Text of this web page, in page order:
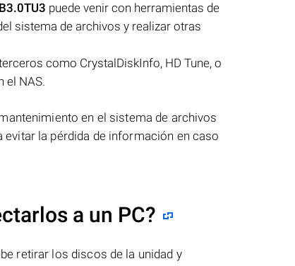
puede venir con herramientas de
sistema de archivos y realizar otras
como CrystalDiskInfo, HD Tune, o
el NAS.
en el sistema de archivos
evitar la pérdida de información en caso
a un PC?
retirar los discos de la unidad y